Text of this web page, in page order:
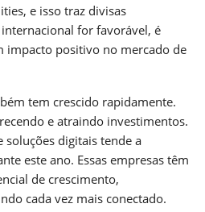
e isso traz divisas
for favorável, é
impacto positivo no mercado de
tem crescido rapidamente.
e atraindo investimentos.
soluções digitais tende a
este ano. Essas empresas têm
de crescimento,
cada vez mais conectado.